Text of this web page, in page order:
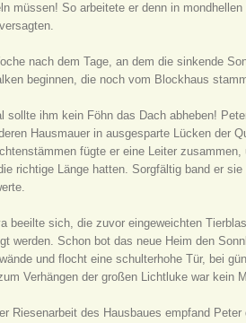
müssen! So arbeitete er denn in
nach dem Tage, an dem die sinkende
beginnen, die noch vom Blockhaus
sollte ihm kein Föhn das Dach abheben!
Hausmauer in ausgesparte Lücken der
fügte er eine Leiter
richtige Länge hatten. Sorgfältig band er
beeilte sich, die zuvor eingeweichten
werden. Schon bot das neue Heim den
und flocht eine schulterhohe Tür, bei
Verhängen der großen Lichtluke war kein
Riesenarbeit des Hausbaues empfand